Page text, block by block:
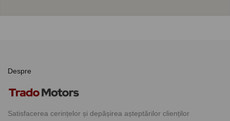
Despre
Satisfacerea cerințelor și depășirea așteptărilor clienților